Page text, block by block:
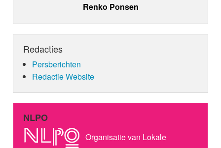
Renko Ponsen
Redacties
Persberichten
Redactie Website
NLPO
Organisatie van Lokale